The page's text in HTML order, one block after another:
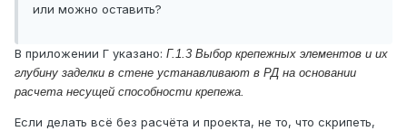
или можно оставить?
В приложении Г указано: Г.1.3 Выбор крепежных элементов и их
глубину заделки в стене устанавливают в РД на основании
расчета несущей способности крепежа.
Если делать всё без расчёта и проекта, не то, что скрипеть,